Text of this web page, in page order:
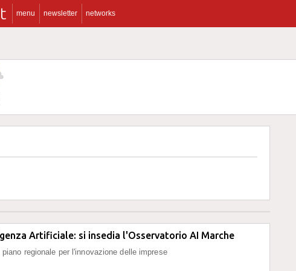
menu newsletter networks
Artificiale: si insedia l'Osservatorio AI Marche
regionale per l'innovazione delle imprese